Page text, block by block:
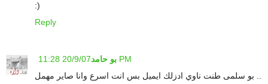
:)
Reply
بو حامد 20/9/07 11:28 PM